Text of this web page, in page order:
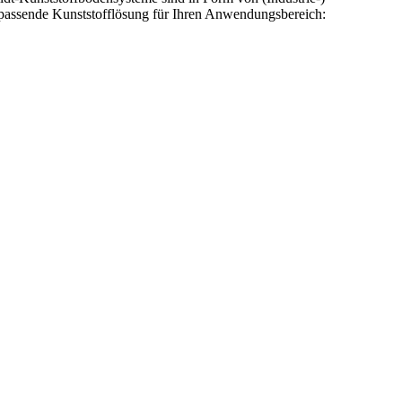
Kunststofflösung für Ihren Anwendungsbereich: